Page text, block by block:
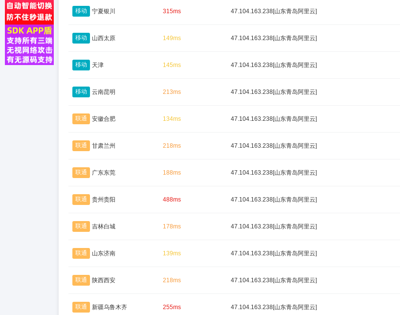
移动 宁夏银川 315ms 47.104.163.238[山东青岛阿里云]
移动 山西太原 149ms 47.104.163.238[山东青岛阿里云]
移动 天津 145ms 47.104.163.238[山东青岛阿里云]
移动 云南昆明 213ms 47.104.163.238[山东青岛阿里云]
联通 安徽合肥 134ms 47.104.163.238[山东青岛阿里云]
联通 甘肃兰州 218ms 47.104.163.238[山东青岛阿里云]
联通 广东东莞 188ms 47.104.163.238[山东青岛阿里云]
联通 贵州贵阳 488ms 47.104.163.238[山东青岛阿里云]
联通 吉林白城 178ms 47.104.163.238[山东青岛阿里云]
联通 山东济南 139ms 47.104.163.238[山东青岛阿里云]
联通 陕西西安 218ms 47.104.163.238[山东青岛阿里云]
联通 新疆乌鲁木齐 255ms 47.104.163.238[山东青岛阿里云]